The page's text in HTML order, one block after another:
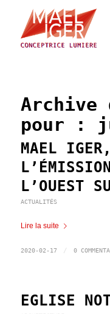
Archive
pour :
MAEL
L’OUEST
ACTUALITÉS
Lire la suite
2020-02-17 / 0
EGLISE